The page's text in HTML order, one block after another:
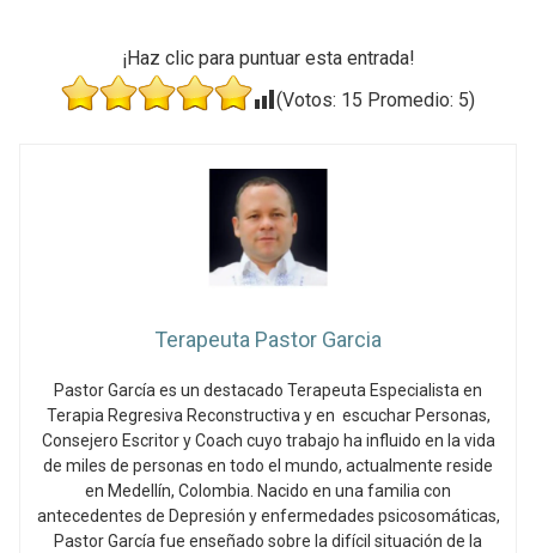
¡Haz clic para puntuar esta entrada!
(Votos: 15 Promedio: 5)
Terapeuta Pastor Garcia
Pastor García es un destacado Terapeuta Especialista en
Terapia Regresiva Reconstructiva y en escuchar Personas,
Consejero Escritor y Coach cuyo trabajo ha influido en la vida
de miles de personas en todo el mundo, actualmente reside
en Medellín, Colombia. Nacido en una familia con
antecedentes de Depresión y enfermedades psicosomáticas,
Pastor García fue enseñado sobre la difícil situación de la